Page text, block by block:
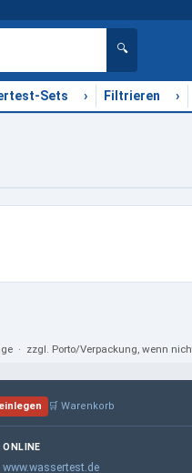
🔍
Sets › Filtrieren ›
· zzgl. Porto/Verpackung, wenn
🛒 Warenkorb
ONLINE
www.wassertest.de